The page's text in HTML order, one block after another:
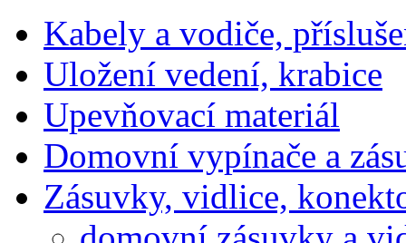
Kabely a vodiče,
Uložení vedení, krabice
Upevňovací materiál
Domovní vypínače a
Zásuvky, vidlice,